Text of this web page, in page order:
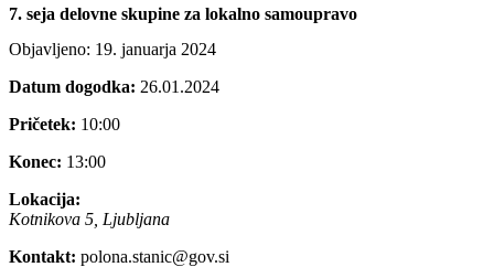
7. seja delovne skupine za lokalno samoupravo
Objavljeno: 19. januarja 2024
Datum dogodka: 26.01.2024
Pričetek: 10:00
Konec: 13:00
Lokacija:
Kotnikova 5, Ljubljana
Kontakt: polona.stanic@gov.si